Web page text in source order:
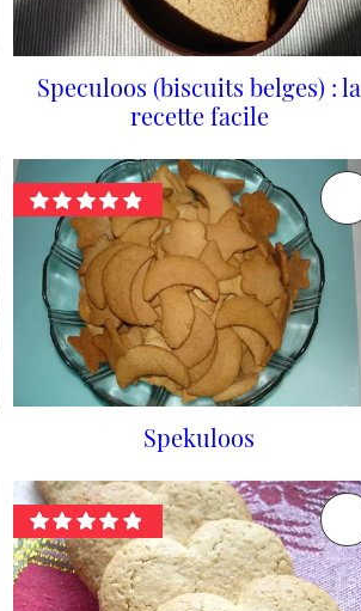
Speculoos (biscuits belges) : la
recette facile
Spekuloos